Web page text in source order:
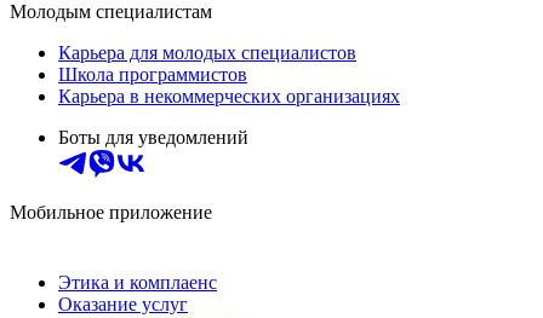
Молодым специалистам
Карьера для молодых специалистов
Школа программистов
Карьера в некоммерческих организациях
Боты для уведомлений
Мобильное приложение
Этика и комплаенс
Оказание услуг